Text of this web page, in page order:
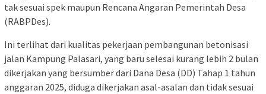
tak sesuai spek maupun Rencana Angaran Pemerintah Desa
(RABPDes).
Ini terlihat dari kualitas pekerjaan pembangunan betonisasi
jalan Kampung Palasari, yang baru selesai kurang lebih 2 bulan
dikerjakan yang bersumber dari Dana Desa (DD) Tahap 1 tahun
anggaran 2025, diduga dikerjakan asal-asalan dan tidak sesuai